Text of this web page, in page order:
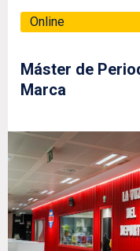
Online
Máster de
Marca